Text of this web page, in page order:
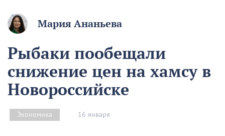
Мария Ананьева
Рыбаки пообещали
снижение цен на хамсу в
Новороссийске
Экономика 16 января